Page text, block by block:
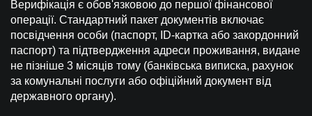
Верифікація є обов'язковою до першої фінансової
операції. Стандартний пакет документів включає
посвідчення особи (паспорт, ID-картка або закордонний
паспорт) та підтвердження адреси проживання, видане
не пізніше 3 місяців тому (банківська виписка, рахунок
за комунальні послуги або офіційний документ від
державного органу).